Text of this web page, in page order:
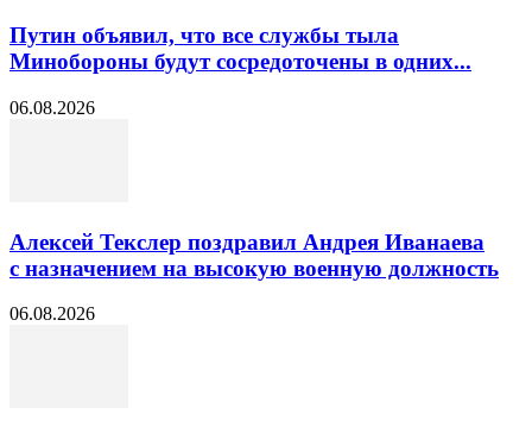
Путин объявил, что все службы тыла
Минобороны будут сосредоточены в одних...
06.08.2026
Алексей Текслер поздравил Андрея Иванаева
с назначением на высокую военную должность
06.08.2026